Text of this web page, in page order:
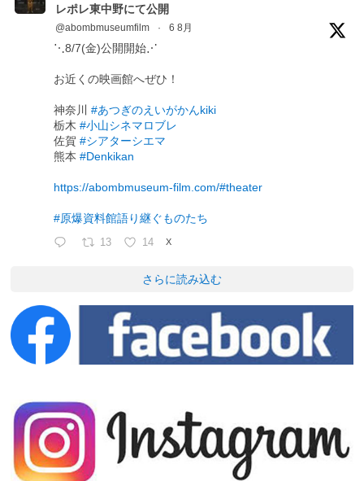
レポレ東中野にて公開
@abombmuseumfilm · 6 8月
⋱8/7(金)公開開始⋰
お近くの映画館へぜひ！
神奈川#あつぎのえいがかんkiki
栃木#小山シネマロブレ
佐賀#シアターシエマ
熊本#Denkikan
https://abombmuseum-film.com/#theater
#原爆資料館語り継ぐものたち
13 14 X
さらに読み込む